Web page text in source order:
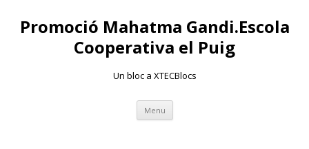
Promoció Mahatma Gandi.Escola
Cooperativa el Puig
Un bloc a XTECBlocs
Menu Skip
content